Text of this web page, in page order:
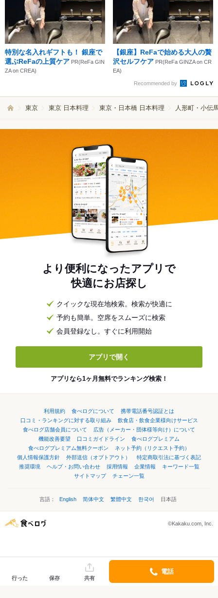
特別な名入れギフトも！ 銀座で
選ぶReFaの上質ケア PR(ReFa GIN
ZA on CREA)
【銀座】ReFaで始める大人の贅
沢セルフケア PR(ReFa GINZA on CR
EA)
Recommended by
東京 東京 日本料理 東京・日本橋 日本料理 人形町・小伝
より便利になったアプリで
快適にお店探し
クイックな現在地検索。検索が快適に
予約も簡単。空席をスムーズに検索
会員登録なし。すぐに利用開始
アプリで開く
アプリなら1ヶ月無料でランキング検索！
利用規約 食べログについて
携帯電話番号認証とは
口コミ・ランキングに対する取り組み
飲食店・飲食企業様向けサービス
食べログ店舗会員について
広告（メーカー・団体様等向け）について
機能改善要望
口コミガイドライン
食べログプレミアム
食べログプレミアム無料クーポン
ネット予約（リクエスト予約）
個人情報保護方針
外部送信（オプトアウト）
特定商取引法に基づく表記
推奨環境
ヘルプ・お問い合わせ 採用情報 企業情報
キーワード一覧
サイトマップ
チェーン一覧
言語： English 简体中文 繁體中文 한국어 日本語
©Kakaku.com, Inc.
行った 保存 共有
電話